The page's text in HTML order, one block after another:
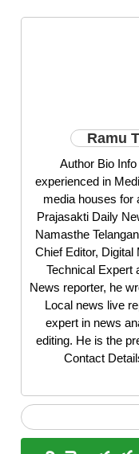
Ramu
Author Bio
experienced in
media houses for
Prajasakti Daily
Namasthe
Chief Editor,
Technical Expert
News reporter, he
Local news live
expert in news
editing. He is the
Contact